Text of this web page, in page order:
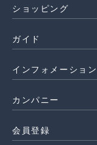
ショッピング
ガイド
インフォメーション
カンパニー
会員登録